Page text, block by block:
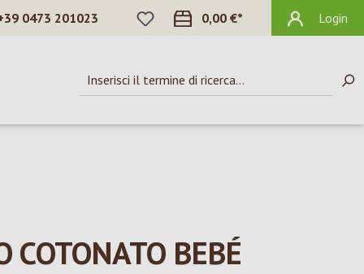
0473 201023
HAI 0 ARTICOLI NELLA LISTA DEI
0,00 €* Login
COTONATO BEBÉ